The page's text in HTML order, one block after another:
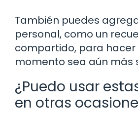
También puedes
personal, como un
compartido, para hacer
momento sea aún más
¿Puedo usar
en otras